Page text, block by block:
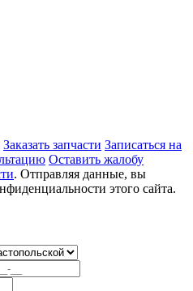
Заказать запчасти Записаться на
Оставить жалобу
. Отправляя данные, вы
этого сайта.